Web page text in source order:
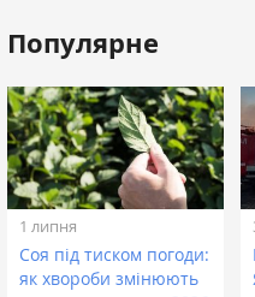
Популярне
1 липня
Соя під тиском погоди:
як хвороби змінюють